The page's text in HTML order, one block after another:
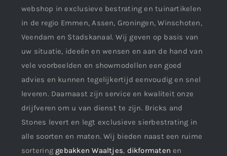
webshop in exclusieve bestrating en tuinartikelen
in de regio Emmen, Assen, Groningen, Winschoten,
Veendam en Stadskanaal. Wij geven op basis van
uw situatie, ideeën en wensen en aan de hand van
vele voorbeelden en showmodellen een goed
advies en kunnen tegelijkertijd eenvoudig en snel
leveren. Daarnaast zijn service en kwaliteit onze
drijfveren om u van dienst te zijn. Bricks and
Stones levert en legt exclusieve sierbestrating in
alle soorten en maten. Wij bieden naast een ruime
sortering gebakken Waaltjes, dikformaten en